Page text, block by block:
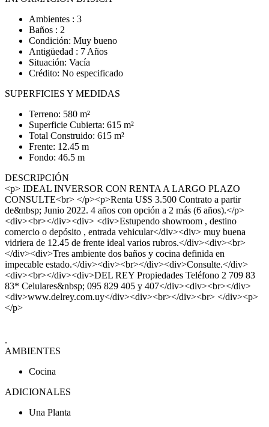
Ambientes : 3
Baños : 2
Condición: Muy bueno
Antigüedad : 7 Años
Situación: Vacía
Crédito: No especificado
SUPERFICIES Y MEDIDAS
Terreno: 580 m²
Superficie Cubierta: 615 m²
Total Construido: 615 m²
Frente: 12.45 m
Fondo: 46.5 m
DESCRIPCIÓN
<p> IDEAL INVERSOR CON RENTA A LARGO PLAZO
CONSULTE<br> </p><p>Renta U$S 3.500 Contrato a partir
de&nbsp; Junio 2022. 4 años con opción a 2 más (6 años).</p>
<div><br></div><div> <div>Estupendo showroom , destino
comercio o depósito , entrada vehicular</div><div> muy buena
vidriera de 12.45 de frente ideal varios rubros.</div><div><br>
</div><div>Tres ambiente dos baños y cocina definida en
impecable estado.</div><div><br></div><div>Consulte.</div>
<div><br></div><div>DEL REY Propiedades Teléfono 2 709 83
83* Celulares&nbsp; 095 829 405 y 407</div><div><br></div>
<div>www.delrey.com.uy</div><div><br></div><br> </div><p>
</p>
.
AMBIENTES
Cocina
ADICIONALES
Una Planta